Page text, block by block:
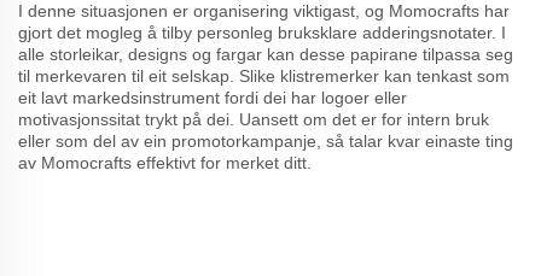
I denne situasjonen er organisering viktigast, og Momocrafts har
gjort det mogleg å tilby personleg bruksklare adderingsnotater. I
alle storleikar, designs og fargar kan desse papirane tilpassa seg
til merkevaren til eit selskap. Slike klistremerker kan tenkast som
eit lavt markedsinstrument fordi dei har logoer eller
motivasjonssitat trykt på dei. Uansett om det er for intern bruk
eller som del av ein promotorkampanje, så talar kvar einaste ting
av Momocrafts effektivt for merket ditt.